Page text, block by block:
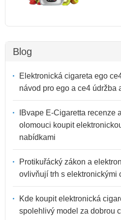
Blog
Elektronická cigareta ego
návod pro ego a ce4 údržba
IBvape E-Cigaretta recenze
olomouci koupit
nabídkami
Protikuřácký zákon a
ovlivňují trh s elektronickými
Kde koupit elektronická
spolehlivý model za dobrou